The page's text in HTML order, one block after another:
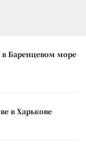
Баренцевом море
сообщили о взрыве в Харькове